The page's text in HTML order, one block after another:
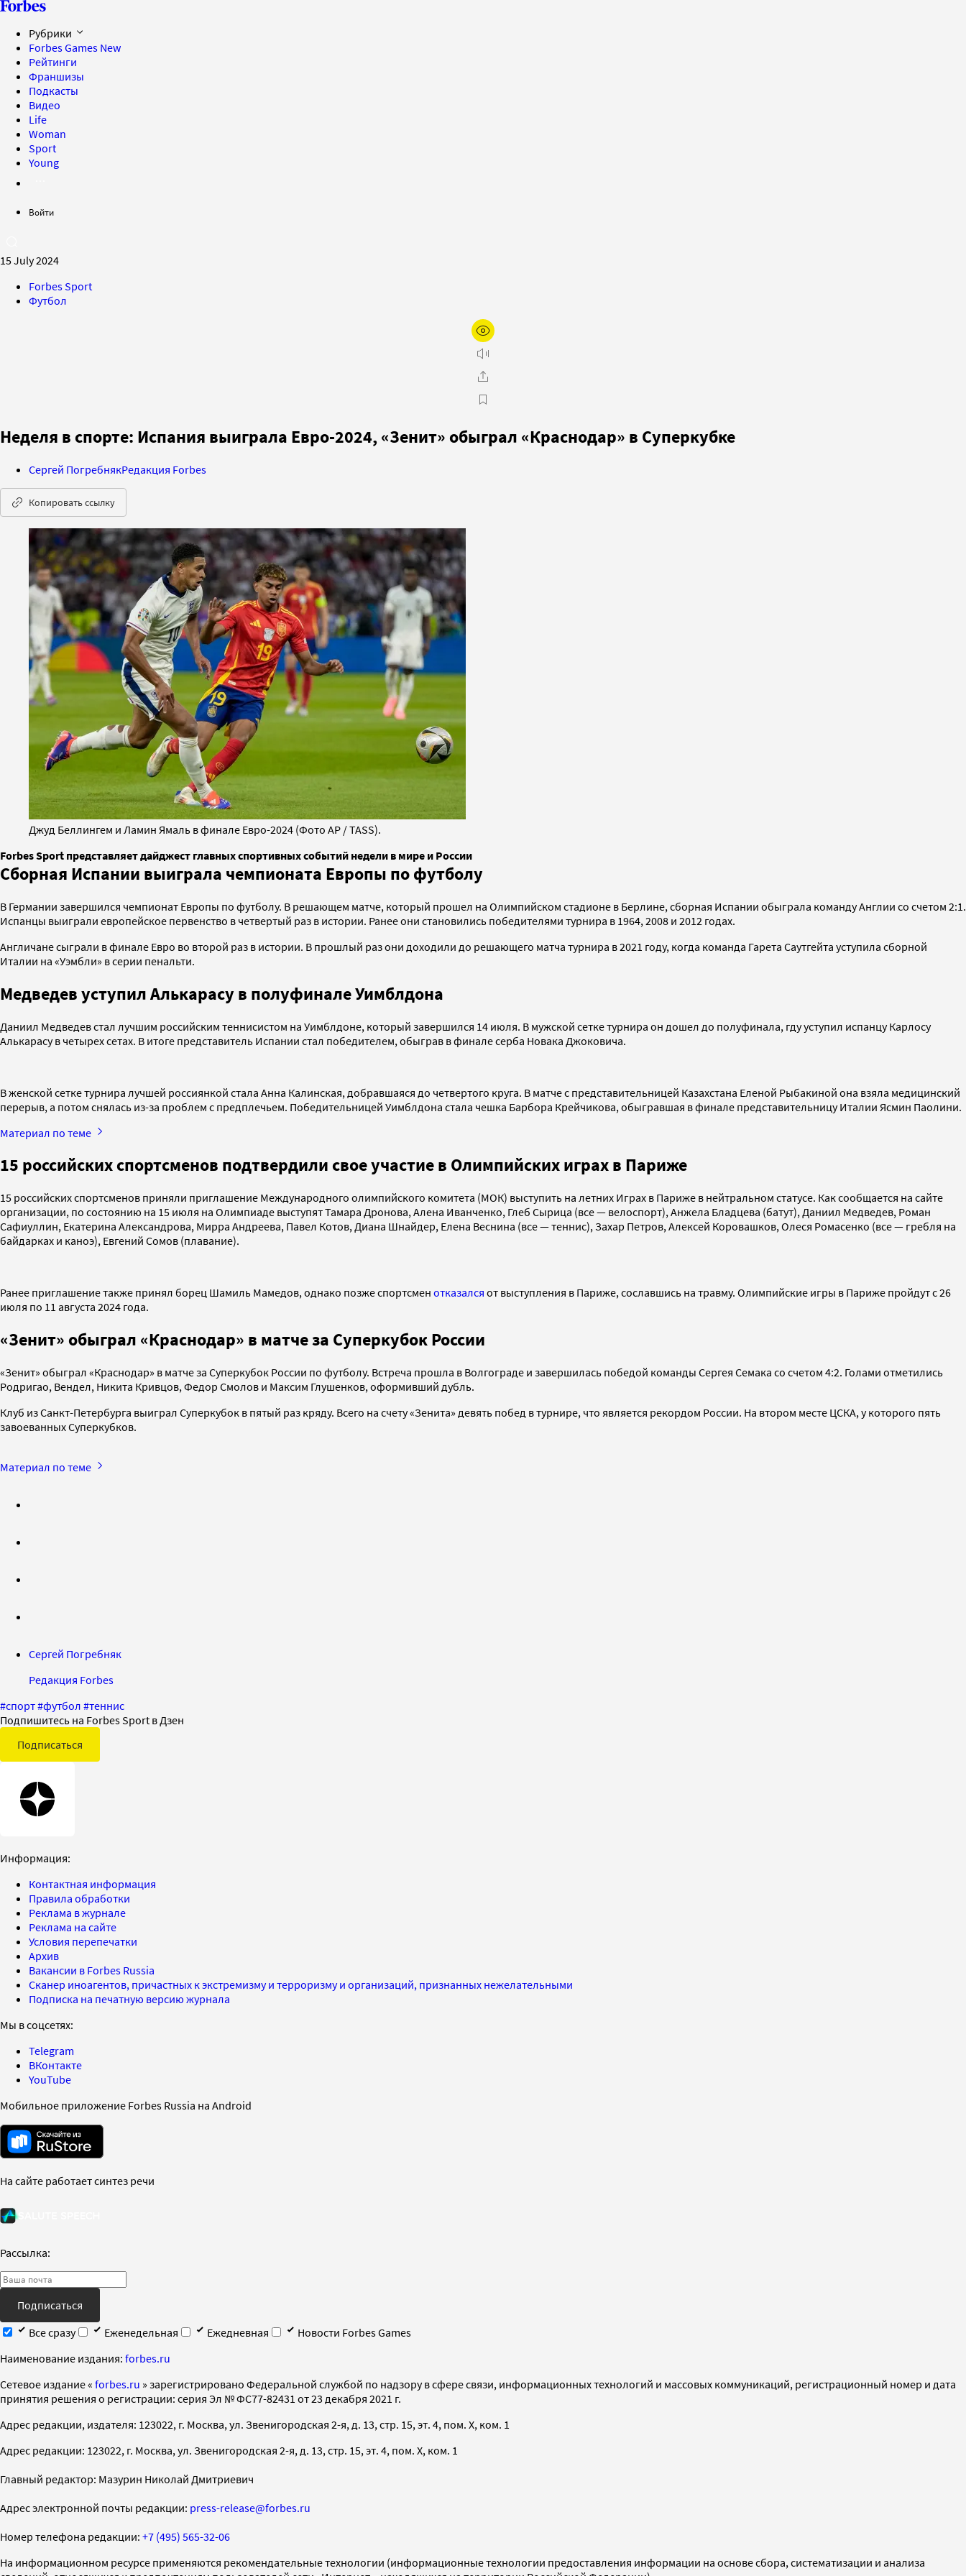
Рубрики
Forbes Games New
Рейтинги
Франшизы
Подкасты
Видео
Life
Woman
Sport
Young
Войти
15 July 2024
Forbes Sport
Футбол
Неделя в спорте: Испания выиграла Евро-2024, «Зенит» обыграл «Краснодар» в Суперкубке
Сергей ПогребнякРедакция Forbes
Копировать ссылку
Джуд Беллингем и Ламин Ямаль в финале Евро-2024 (Фото AP / TASS).
Forbes Sport представляет дайджест главных спортивных событий недели в мире и России
Сборная Испании выиграла чемпионата Европы по футболу
В Германии завершился чемпионат Европы по футболу. В решающем матче, который прошел на Олимпийском стадионе в Берлине, сборная Испании обыграла команду Англии со счетом 2:1.
Испанцы выиграли европейское первенство в четвертый раз в истории. Ранее они становились победителями турнира в 1964, 2008 и 2012 годах.
Англичане сыграли в финале Евро во второй раз в истории. В прошлый раз они доходили до решающего матча турнира в 2021 году, когда команда Гарета Саутгейта уступила сборной
Италии на «Уэмбли» в серии пенальти.
Медведев уступил Алькарасу в полуфинале Уимблдона
Даниил Медведев стал лучшим российским теннисистом на Уимблдоне, который завершился 14 июля. В мужской сетке турнира он дошел до полуфинала, гду уступил испанцу Карлосу
Алькарасу в четырех сетах. В итоге представитель Испании стал победителем, обыграв в финале серба Новака Джоковича.
В женской сетке турнира лучшей россиянкой стала Анна Калинская, добравшаяся до четвертого круга. В матче с представительницей Казахстана Еленой Рыбакиной она взяла медицинский
перерыв, а потом снялась из-за проблем с предплечьем. Победительницей Уимблдона стала чешка Барбора Крейчикова, обыгравшая в финале представительницу Италии Ясмин Паолини.
Материал по теме
15 российских спортсменов подтвердили свое участие в Олимпийских играх в Париже
15 российских спортсменов приняли приглашение Международного олимпийского комитета (МОК) выступить на летних Играх в Париже в нейтральном статусе. Как сообщается на сайте
организации, по состоянию на 15 июля на Олимпиаде выступят Тамара Дронова, Алена Иванченко, Глеб Сырица (все — велоспорт), Анжела Бладцева (батут), Даниил Медведев, Роман
Сафиуллин, Екатерина Александрова, Мирра Андреева, Павел Котов, Диана Шнайдер, Елена Веснина (все — теннис), Захар Петров, Алексей Коровашков, Олеся Ромасенко (все — гребля на
байдарках и каноэ), Евгений Сомов (плавание).
Ранее приглашение также принял борец Шамиль Мамедов, однако позже спортсмен отказался от выступления в Париже, сославшись на травму. Олимпийские игры в Париже пройдут с 26
июля по 11 августа 2024 года.
«Зенит» обыграл «Краснодар» в матче за Суперкубок России
«Зенит» обыграл «Краснодар» в матче за Суперкубок России по футболу. Встреча прошла в Волгограде и завершилась победой команды Сергея Семака со счетом 4:2. Голами отметились
Родригао, Вендел, Никита Кривцов, Федор Смолов и Максим Глушенков, оформивший дубль.
Клуб из Санкт-Петербурга выиграл Суперкубок в пятый раз кряду. Всего на счету «Зенита» девять побед в турнире, что является рекордом России. На втором месте ЦСКА, у которого пять
завоеванных Суперкубков.
Материал по теме
Сергей Погребняк
Редакция Forbes
#спорт#футбол #теннис
Подпишитесь на Forbes Sport в Дзен
Подписаться
Информация:
Контактная информация
Правила обработки
Реклама в журнале
Реклама на сайте
Условия перепечатки
Архив
Вакансии в Forbes Russia
Сканер иноагентов, причастных к экстремизму и терроризму и организаций, признанных нежелательными
Подписка на печатную версию журнала
Мы в соцсетях:
Telegram
ВКонтакте
YouTube
Мобильное приложение Forbes Russia на Android
На сайте работает синтез речи
Рассылка:
Подписаться
Все сразу
Еженедельная Ежедневная
Новости Forbes Games
Наименование издания: forbes.ru
Cетевое издание « forbes.ru » зарегистрировано Федеральной службой по надзору в сфере связи, информационных технологий и массовых коммуникаций, регистрационный номер и дата
принятия решения о регистрации: серия Эл № ФС77-82431 от 23 декабря 2021 г.
Адрес редакции, издателя: 123022, г. Москва, ул. Звенигородская 2-я, д. 13, стр. 15, эт. 4, пом. X, ком. 1
Адрес редакции: 123022, г. Москва, ул. Звенигородская 2-я, д. 13, стр. 15, эт. 4, пом. X, ком. 1
Главный редактор: Мазурин Николай Дмитриевич
Адрес электронной почты редакции: press-release@forbes.ru
Номер телефона редакции: +7 (495) 565-32-06
На информационном ресурсе применяются рекомендательные технологии (информационные технологии предоставления информации на основе сбора, систематизации и анализа